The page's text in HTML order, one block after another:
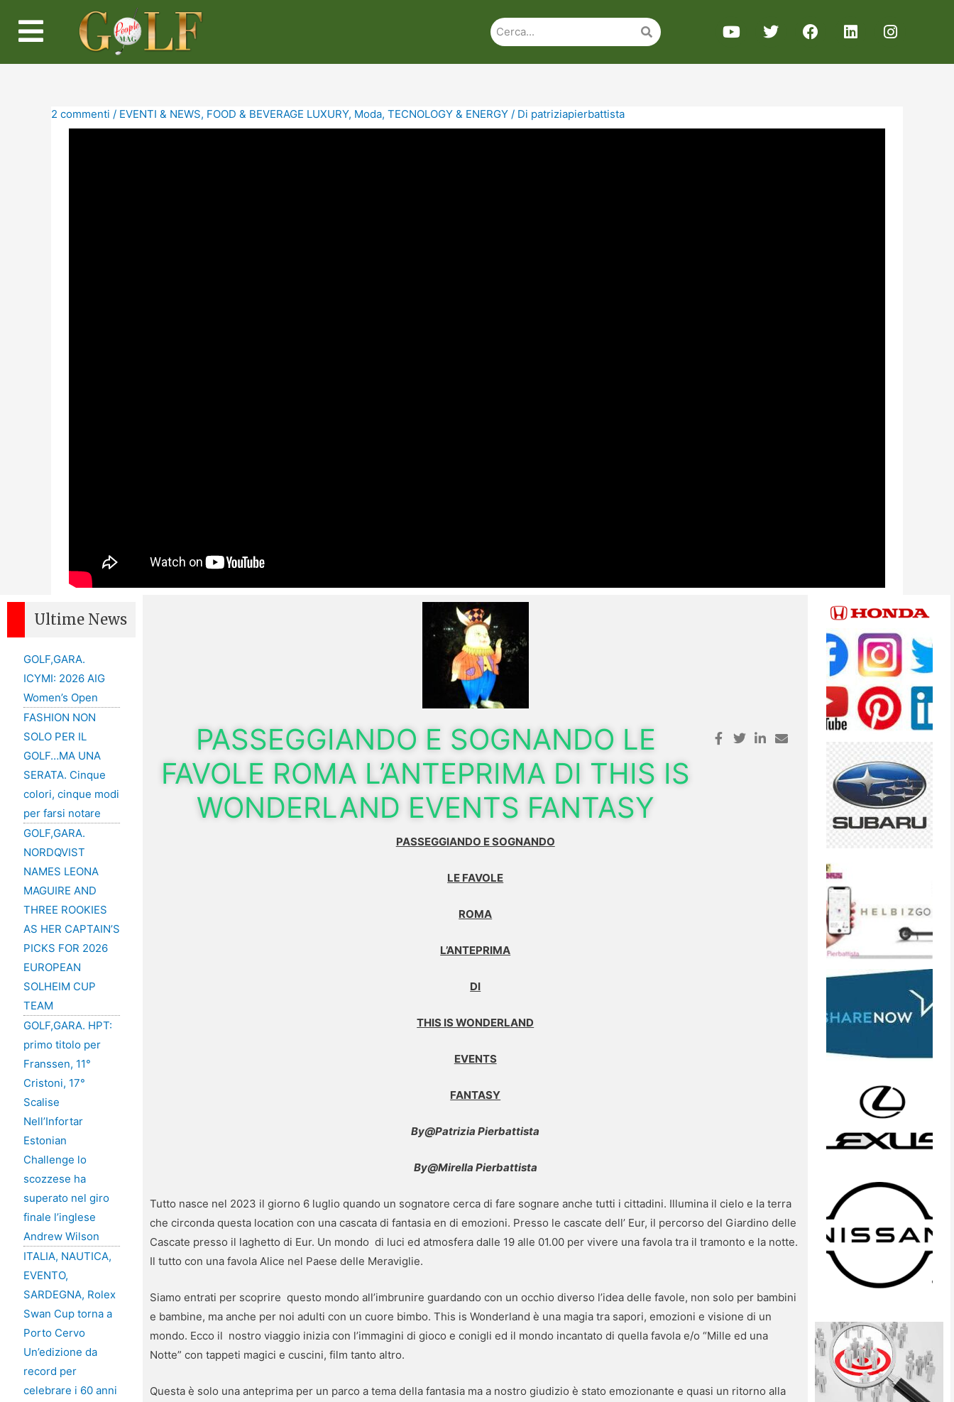
2 commenti / EVENTI & NEWS, FOOD & BEVERAGE LUXURY, Moda, TECNOLOGY & ENERGY / Di patriziapierbattista
Ultime News
GOLF,GARA.
ICYMI: 2026 AIG
Women’s Open
FASHION NON
SOLO PER IL
GOLF…MA UNA
SERATA. Cinque
colori, cinque modi
per farsi notare
GOLF,GARA.
NORDQVIST
NAMES LEONA
MAGUIRE AND
THREE ROOKIES
AS HER CAPTAIN’S
PICKS FOR 2026
EUROPEAN
SOLHEIM CUP
TEAM
GOLF,GARA. HPT:
primo titolo per
Franssen, 11°
Cristoni, 17°
Scalise
Nell’Infortar
Estonian
Challenge lo
scozzese ha
superato nel giro
finale l’inglese
Andrew Wilson
ITALIA, NAUTICA,
EVENTO,
SARDEGNA, Rolex
Swan Cup torna a
Porto Cervo
Un’edizione da
record per
celebrare i 60 anni
PASSEGGIANDO E SOGNANDO LE
FAVOLE ROMA L’ANTEPRIMA DI THIS IS
WONDERLAND EVENTS FANTASY
PASSEGGIANDO E SOGNANDO
LE FAVOLE
ROMA
L’ANTEPRIMA
DI
THIS IS WONDERLAND
EVENTS
FANTASY
By@Patrizia Pierbattista
By@Mirella Pierbattista
Tutto nasce nel 2023 il giorno 6 luglio quando un sognatore cerca di fare sognare anche tutti i cittadini. Illumina il cielo e la terra
che circonda questa location con una cascata di fantasia en di emozioni. Presso le cascate dell’ Eur, il percorso del Giardino delle
Cascate presso il laghetto di Eur. Un mondo di luci ed atmosfera dalle 19 alle 01.00 per vivere una favola tra il tramonto e la notte.
Il tutto con una favola Alice nel Paese delle Meraviglie.
Siamo entrati per scoprire questo mondo all’imbrunire guardando con un occhio diverso l’idea delle favole, non solo per bambini
e bambine, ma anche per noi adulti con un cuore bimbo. This is Wonderland è una magia tra sapori, emozioni e visione di un
mondo. Ecco il nostro viaggio inizia con l’immagini di gioco e conigli ed il mondo incantato di quella favola e/o “Mille ed una
Notte” con tappeti magici e cuscini, film tanto altro.
Questa è solo una anteprima per un parco a tema della fantasia ma a nostro giudizio è stato emozionante e quasi un ritorno alla